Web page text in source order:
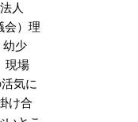
人
会）理
幼少
現場
気に
け合